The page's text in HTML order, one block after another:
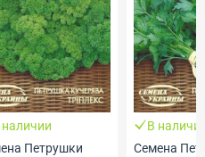
наличии
Петрушки
В
Семена